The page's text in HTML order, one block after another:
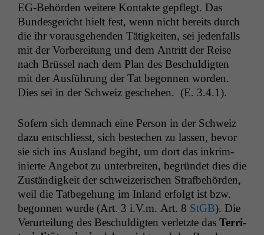
EG-Behör­den weit­ere Kon­tak­te gepflegt. Das
Bun­des­gericht hielt fest, wenn nicht bere­its durch
die ihr voraus­ge­hen­den Tätigkeit­en, sei jeden­falls
mit der Vor­bere­itung und dem Antritt der Reise
nach Brüs­sel nach dem Plan des Beschuldigten
mit der Aus­führung der Tat begonnen wor­den.
Dies sei in der Schweiz geschehen. (E. 3.4.1).
Sofern sich dem­nach eine Per­son in der Schweiz
dazu entschliesst, sich bestechen zu lassen, bevor
sie sich ins Aus­land beg­ibt, um dort das inkri­m­
inierte Ange­bot zu unter­bre­it­en, begrün­det dies die
Zuständigkeit der schweiz­erischen Straf­be­hör­den,
weil die Tat­bege­hung im Inland erfol­gt ist bzw.
begonnen wurde (Art. 3 i.V.m. Art. 8 StGB). Die
Verurteilung des Beschuldigten ver­let­zte das Ter­ri­